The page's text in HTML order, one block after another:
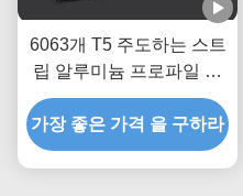
6063개 T5 주도하는 스트
립 알루미늄 프로파일 압
출 하우징 채널
가장 좋은 가격 을 구하라